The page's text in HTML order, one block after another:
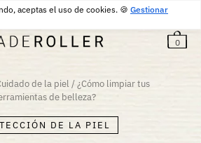
aceptas el uso de cookies. 🍪 Gestionar
30€
GRATUITAS DURANTE 30 DÍAS
0
de la piel /¿Cómo limpiar tus
de belleza?
DE LA PIEL